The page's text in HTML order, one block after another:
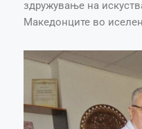
здружување на
Македонците во